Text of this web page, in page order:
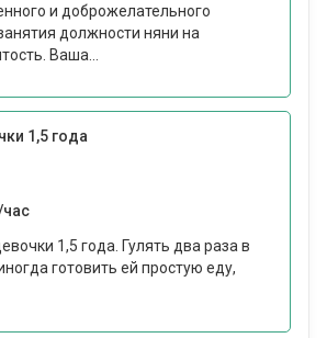
и доброжелательного
должности няни на
Ваша...
1,5 года
час
1,5 года. Гулять два раза в
готовить ей простую еду,